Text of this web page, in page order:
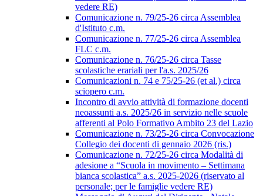
vedere RE)
Comunicazione n. 79/25-26 circa Assemblea
d'Istituto c.m.
Comunicazione n. 77/25-26 circa Assemblea
FLC c.m.
Comunicazione n. 76/25-26 circa Tasse
scolastiche erariali per l'a.s. 2025/26
Comunicazioni n. 74 e 75/25-26 (et al.) circa
sciopero c.m.
Incontro di avvio attività di formazione docenti
neoassunti a.s. 2025/26 in servizio nelle scuole
afferenti al Polo Formativo Ambito 23 del Lazio
Comunicazione n. 73/25-26 circa Convocazione
Collegio dei docenti di gennaio 2026 (ris.)
Comunicazione n. 72/25-26 circa Modalità di
adesione a “Scuola in movimento – Settimana
bianca scolastica” a.s. 2025-2026 (riservato al
personale; per le famiglie vedere RE)